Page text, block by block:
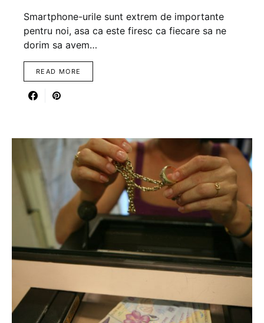
Smartphone-urile sunt extrem de importante
pentru noi, asa ca este firesc ca fiecare sa ne
dorim sa avem…
READ MORE